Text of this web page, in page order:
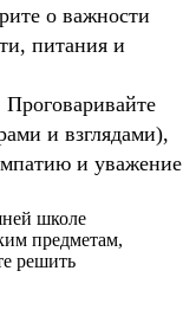
о важности
питания и
Проговаривайте
и взглядами),
и уважение
школе
предметам,
решить